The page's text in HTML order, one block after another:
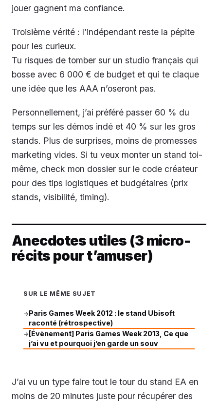
jouer gagnent ma confiance.
Troisième vérité : l’indépendant reste la pépite
pour les curieux.
Tu risques de tomber sur un studio français qui
bosse avec 6 000 € de budget et qui te claque
une idée que les AAA n’oseront pas.
Personnellement, j’ai préféré passer 60 % du
temps sur les démos indé et 40 % sur les gros
stands. Plus de surprises, moins de promesses
marketing vides. Si tu veux monter un stand toi-
même, check mon dossier sur le code créateur
pour des tips logistiques et budgétaires (prix
stands, visibilité, timing).
Anecdotes utiles (3 micro-
récits pour t’amuser)
SUR LE MÊME SUJET
→Paris Games Week 2012 : le stand Ubisoft
raconté (rétrospective)
→ [Évènement] Paris Games Week 2013, Ce que
j’ai vu et pourquoi j’en garde un souv
J’ai vu un type faire tout le tour du stand EA en
moins de 20 minutes juste pour récupérer des